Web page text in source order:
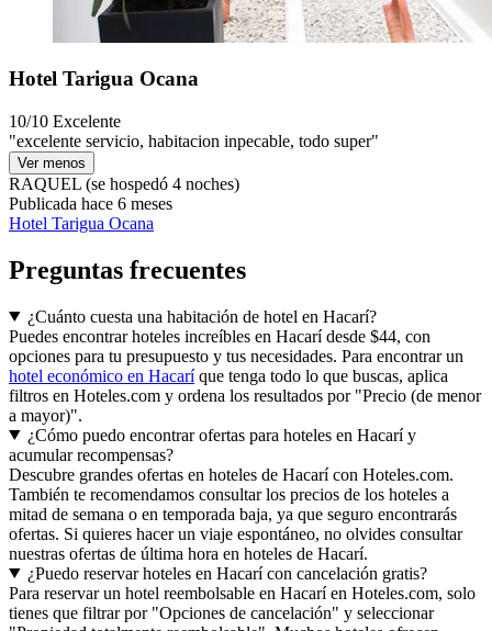
Hotel Tarigua Ocana
10/10 Excelente
"excelente servicio, habitacion inpecable, todo super"
Ver menos
RAQUEL (se hospedó 4 noches)
Publicada hace 6 meses
Hotel Tarigua Ocana
Preguntas frecuentes
¿Cuánto cuesta una habitación de hotel en Hacarí?
Puedes encontrar hoteles increíbles en Hacarí desde $44, con
opciones para tu presupuesto y tus necesidades. Para encontrar un
hotel económico en Hacaríque tenga todo lo que buscas, aplica
filtros en Hoteles.com y ordena los resultados por "Precio (de menor
a mayor)".
¿Cómo puedo encontrar ofertas para hoteles en Hacarí y
acumular recompensas?
Descubre grandes ofertas en hoteles de Hacarí con Hoteles.com.
También te recomendamos consultar los precios de los hoteles a
mitad de semana o en temporada baja, ya que seguro encontrarás
ofertas. Si quieres hacer un viaje espontáneo, no olvides consultar
nuestras ofertas de última hora en hoteles de Hacarí.
¿Puedo reservar hoteles en Hacarí con cancelación gratis?
Para reservar un hotel reembolsable en Hacarí en Hoteles.com, solo
tienes que filtrar por "Opciones de cancelación" y seleccionar